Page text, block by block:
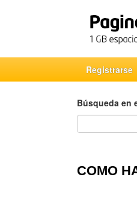
Registrarse
Búsqueda en
Búsqueda en el
COMO